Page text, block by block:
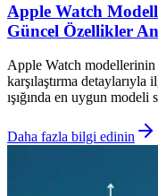
Apple Watch
Güncel Özellikler
Apple Watch modellerinin
karşılaştırma
ışığında en uygun
Daha fazla bilgi edinin